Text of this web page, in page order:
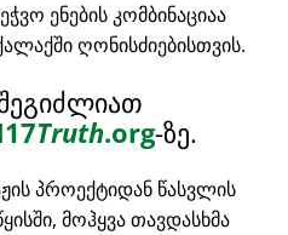
ენების კომბინაციაა
ღონისძიებისთვის.
Truth.org-ზე.
პროექტიდან წასვლის
მოჰყვა თავდასხმა